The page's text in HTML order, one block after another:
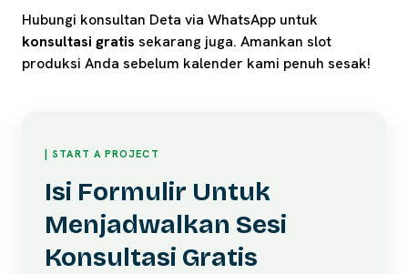
Hubungi konsultan Deta via WhatsApp untuk
konsultasi gratis sekarang juga. Amankan slot
produksi Anda sebelum kalender kami penuh sesak!
| START A PROJECT
Isi Formulir Untuk
Menjadwalkan Sesi
Konsultasi Gratis